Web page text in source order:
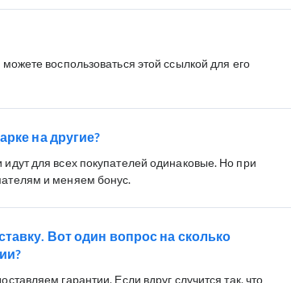
воспользоваться этой ссылкой для его
на другие?
для всех покупателей одинаковые. Но при
и меняем бонус.
Вот один вопрос на сколько
гарантии. Если вдруг случится так, что